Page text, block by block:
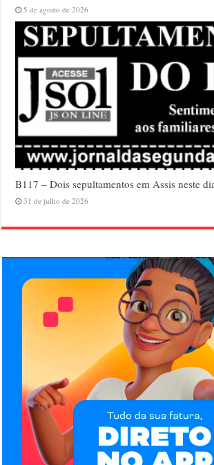
5 de agosto de 2026
B117 – Dois sepultamentos em Assis neste
31 de julho de 2026